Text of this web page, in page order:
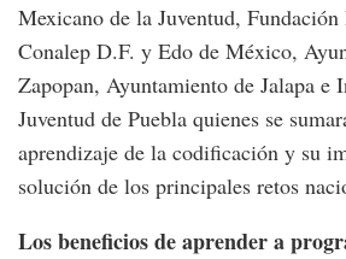
Mexicano de la Juventud, Fundación
Conalep D.F. y Edo de México,
Zapopan, Ayuntamiento de Jalapa e
Juventud de Puebla quienes se
aprendizaje de la codificación y su
solución de los principales retos
Los beneficios de aprender a